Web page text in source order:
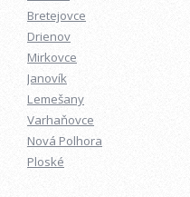
Bretejovce
Drienov
Mirkovce
Janovík
Lemešany
Varhaňovce
Nová Polhora
Ploské